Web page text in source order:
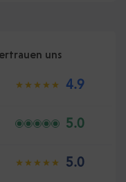
uns
4.9
5.0
5.0